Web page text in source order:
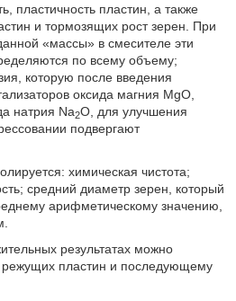
пластичность пластин, а также
и тормозящих рост зерен. При
«массы» в смесителе эти
по всему объему;
которую после введения
оксида магния МgO,
натрия Nа2O, для улучшения
подвергают
химическая чистота;
средний диаметр зерен, который
арифметическому значению,
результатах можно
режущих пластин и последующему